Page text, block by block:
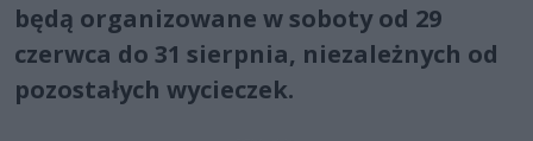
będą organizowane w soboty od 29
czerwca do 31 sierpnia, niezależnych od
pozostałych wycieczek.